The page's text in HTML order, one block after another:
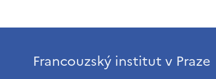
Francouzský institut v Praze